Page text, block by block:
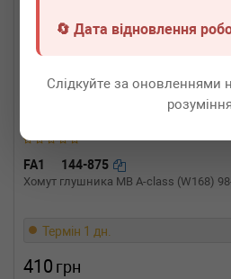
🔄 Дата відновлення
Слідкуйте за оновленнями
FA1 144-875
Хомут глушника MB A-class (W168)
Термін 1 дн.
410 грн